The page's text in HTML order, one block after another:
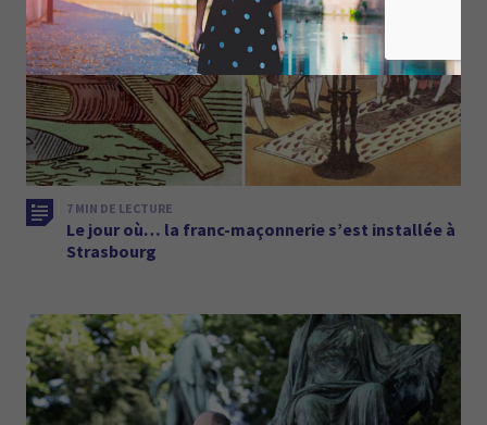
7 MIN DE LECTURE
Le jour où… la franc-maçonnerie s’est installée à
Strasbourg